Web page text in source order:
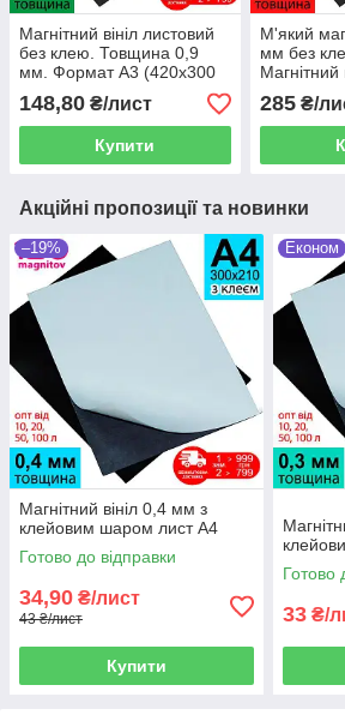
Магнітний вініл листовий
без клею. Товщина 0,9
мм. Формат А3 (420х300
мм)
148,80 ₴/лист
Купити
М'який
мм без
Магнітний
А3
285₴/
Акційні пропозиції та новинки
–19%
Магнітний вініл 0,4 мм з
клейовим шаром лист А4
Готово до відправки
34,90 ₴/лист
43 ₴/лист
Купити
Економ
Готово
33 ₴/